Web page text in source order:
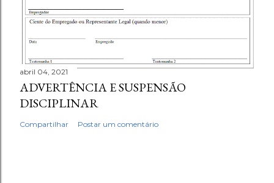
abril 04, 2021
ADVERTÊNCIA E SUSPENSÃO
DISCIPLINAR
Compartilhar Postar um comentário